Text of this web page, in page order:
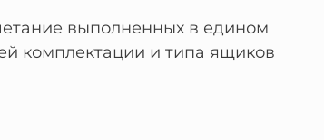
выполненных в едином
комплектации и типа ящиков